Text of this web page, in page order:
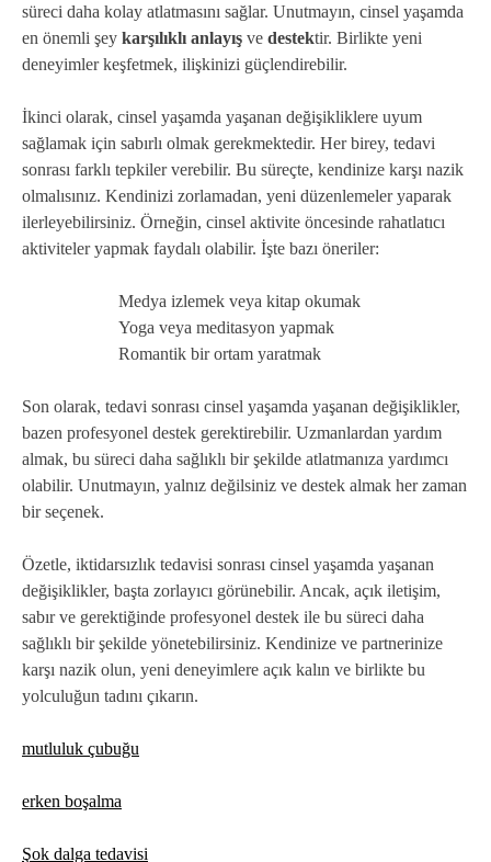
süreci daha kolay atlatmasını sağlar. Unutmayın, cinsel yaşamda
en önemli şey karşılıklı anlayış ve destektir. Birlikte yeni
deneyimler keşfetmek, ilişkinizi güçlendirebilir.
İkinci olarak, cinsel yaşamda yaşanan değişikliklere uyum
sağlamak için sabırlı olmak gerekmektedir. Her birey, tedavi
sonrası farklı tepkiler verebilir. Bu süreçte, kendinize karşı nazik
olmalısınız. Kendinizi zorlamadan, yeni düzenlemeler yaparak
ilerleyebilirsiniz. Örneğin, cinsel aktivite öncesinde rahatlatıcı
aktiviteler yapmak faydalı olabilir. İşte bazı öneriler:
Medya izlemek veya kitap okumak
Yoga veya meditasyon yapmak
Romantik bir ortam yaratmak
Son olarak, tedavi sonrası cinsel yaşamda yaşanan değişiklikler,
bazen profesyonel destek gerektirebilir. Uzmanlardan yardım
almak, bu süreci daha sağlıklı bir şekilde atlatmanıza yardımcı
olabilir. Unutmayın, yalnız değilsiniz ve destek almak her zaman
bir seçenek.
Özetle, iktidarsızlık tedavisi sonrası cinsel yaşamda yaşanan
değişiklikler, başta zorlayıcı görünebilir. Ancak, açık iletişim,
sabır ve gerektiğinde profesyonel destek ile bu süreci daha
sağlıklı bir şekilde yönetebilirsiniz. Kendinize ve partnerinize
karşı nazik olun, yeni deneyimlere açık kalın ve birlikte bu
yolculuğun tadını çıkarın.
mutluluk çubuğu
erken boşalma
Şok dalga tedavisi